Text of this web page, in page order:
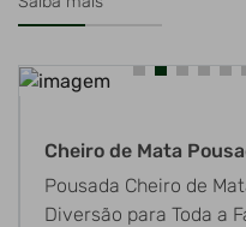
Cheiro de Mata
Pousada Cheiro de
Diversão para Toda a